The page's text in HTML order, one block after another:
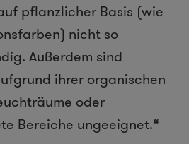
pflanzlicher Basis (wie
nicht so
Außerdem sind
ihrer organischen
oder
Bereiche ungeeignet.“